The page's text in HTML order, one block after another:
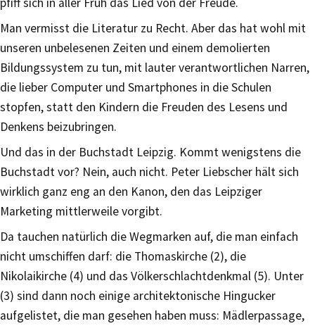
Man vermisst die Literatur zu Recht. Aber das hat wohl mit
unseren unbelesenen Zeiten und einem demolierten
Bildungssystem zu tun, mit lauter verantwortlichen Narren,
die lieber Computer und Smartphones in die Schulen
stopfen, statt den Kindern die Freuden des Lesens und
Denkens beizubringen.
Und das in der Buchstadt Leipzig. Kommt wenigstens die
Buchstadt vor? Nein, auch nicht. Peter Liebscher hält sich
wirklich ganz eng an den Kanon, den das Leipziger
Marketing mittlerweile vorgibt.
Da tauchen natürlich die Wegmarken auf, die man einfach
nicht umschiffen darf: die Thomaskirche (2), die
Nikolaikirche (4) und das Völkerschlachtdenkmal (5). Unter
(3) sind dann noch einige architektonische Hingucker
aufgelistet, die man gesehen haben muss: Mädlerpassage,